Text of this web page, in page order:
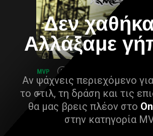
Δεν
Αλλάξαμε
Αν ψάχνεις περιεχόμενο
το στιλ, τη δράση και τις
θα μας βρεις πλέον στο
στην κατηγορία